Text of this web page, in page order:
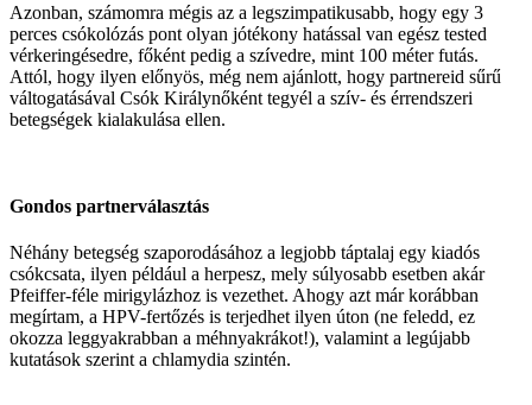
Azonban, számomra mégis az a legszimpatikusabb, hogy egy 3
perces csókolózás pont olyan jótékony hatással van egész tested
vérkeringésedre, főként pedig a szívedre, mint 100 méter futás.
Attól, hogy ilyen előnyös, még nem ajánlott, hogy partnereid sűrű
váltogatásával Csók Királynőként tegyél a szív- és érrendszeri
betegségek kialakulása ellen.
Gondos partnerválasztás
Néhány betegség szaporodásához a legjobb táptalaj egy kiadós
csókcsata, ilyen például a herpesz, mely súlyosabb esetben akár
Pfeiffer-féle mirigylázhoz is vezethet. Ahogy azt már korábban
megírtam, a HPV-fertőzés is terjedhet ilyen úton (ne feledd, ez
okozza leggyakrabban a méhnyakrákot!), valamint a legújabb
kutatások szerint a chlamydia szintén.